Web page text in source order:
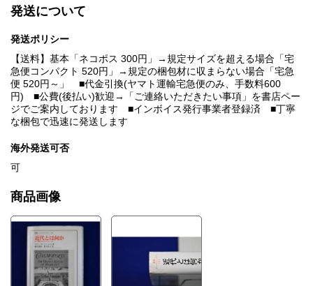
発送について
発送ポリシー
【送料】基本「ネコポス 300円」→規定サイズを超える場合「宅
急便コンパクト 520円」→規定の梱包材に収まらない場合「宅急
便 520円～」 ■代金引換(ヤマト運輸宅急便のみ、手数料600
円) ■公費(後払い)歓迎→「ご連絡いただきたい事項」を書店ペー
ジでご案内しております ■インボイス発行事業者登録済 ■丁寧
な梱包で迅速に発送します
海外発送可否
可
商品画像